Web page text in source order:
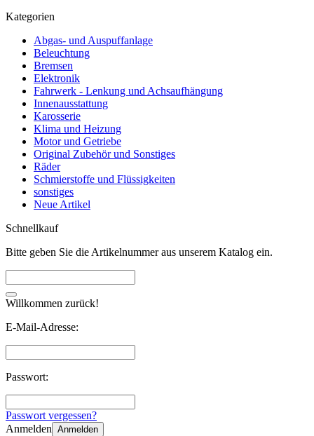
Kategorien
Abgas- und Auspuffanlage
Beleuchtung
Bremsen
Elektronik
Fahrwerk - Lenkung und Achsaufhängung
Innenausstattung
Karosserie
Klima und Heizung
Motor und Getriebe
Original Zubehör und Sonstiges
Räder
Schmierstoffe und Flüssigkeiten
sonstiges
Neue Artikel
Schnellkauf
Bitte geben Sie die Artikelnummer aus unserem Katalog ein.
Willkommen zurück!
E-Mail-Adresse:
Passwort:
Passwort vergessen?
Anmelden Anmelden